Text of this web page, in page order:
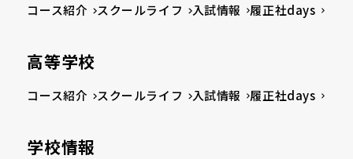
コース紹介 スクールライフ 入試情報 履正社days
高等学校
コース紹介 スクールライフ 入試情報 履正社days
学校情報